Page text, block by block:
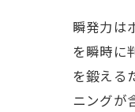
瞬発力は
を瞬時に
を鍛える
ニングが